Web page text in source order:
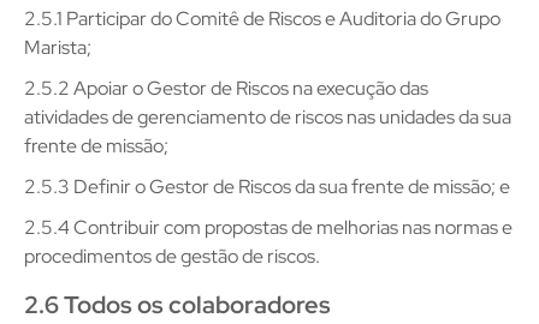
2.5.1 Participar do Comitê de Riscos e Auditoria do Grupo
Marista;
2.5.2 Apoiar o Gestor de Riscos na execução das
atividades de gerenciamento de riscos nas unidades da sua
frente de missão;
2.5.3 Definir o Gestor de Riscos da sua frente de missão; e
2.5.4 Contribuir com propostas de melhorias nas normas e
procedimentos de gestão de riscos.
2.6 Todos os colaboradores